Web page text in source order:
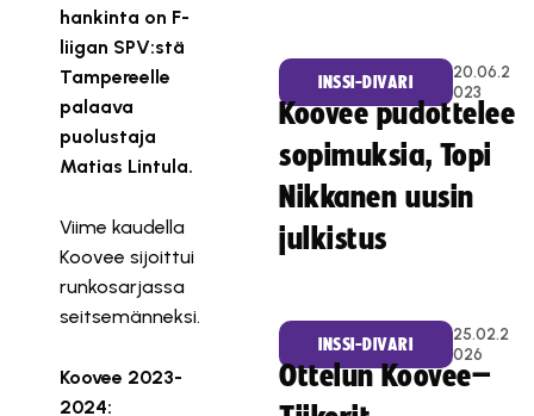
hankinta on F-
liigan SPV:stä
Tampereelle
palaava
puolustaja
Matias Lintula.
Viime kaudella
Koovee sijoittui
runkosarjassa
seitsemänneksi.
Koovee 2023-
2024:
INSSI-DIVARI
20.06.2
023
Koovee pudottelee
sopimuksia, Topi
Nikkanen uusin
julkistus
INSSI-DIVARI
25.02.2
026
Ottelun Koovee–